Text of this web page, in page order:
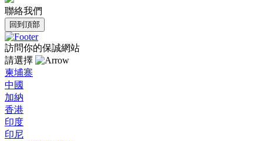
聯絡我們
回到頂部
訪問你的保誠網站
請選擇
柬埔寨
中國
加納
香港
印度
印尼